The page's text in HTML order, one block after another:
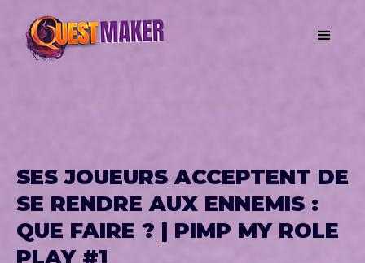
SES JOUEURS ACCEPTENT DE
SE RENDRE AUX ENNEMIS :
QUE FAIRE ? | PIMP MY ROLE
PLAY #1